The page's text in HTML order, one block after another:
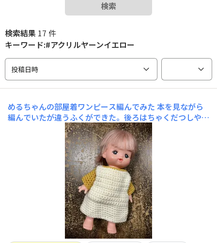
検索
検索結果 17 件
キーワード:#アクリルヤーンイエロー
投稿日時
めるちゃんの部屋着ワンピース編んでみた 本を見ながら
編んでいたが違うふくができた。後ろはちゃくだつしやす
いようにワンタッチボタン式。実は2wayワンピースにな
っています。使用毛糸はアクリルヤーンイエローとしろで
す。アクリルヤーンイエローは、私の押し毛糸です。